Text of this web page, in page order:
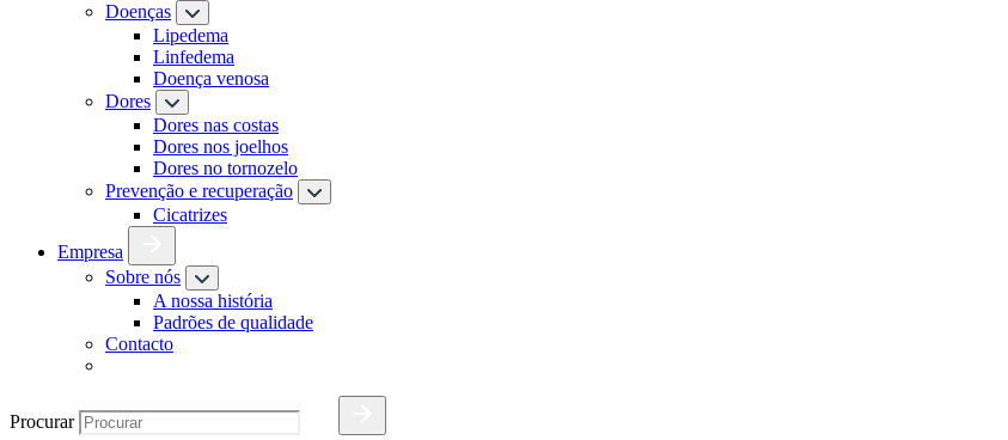
Doenças
Lipedema
Linfedema
Doença venosa
Dores
Dores nas costas
Dores nos joelhos
Dores no tornozelo
Prevenção e recuperação
Cicatrizes
Empresa
Sobre nós
A nossa história
Padrões de qualidade
Contacto
Procurar